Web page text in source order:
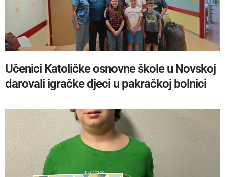
Učenici Katoličke osnovne škole u Novskoj
darovali igračke djeci u pakračkoj bolnici